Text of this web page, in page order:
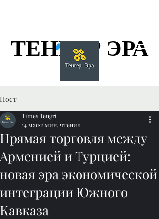
ТЕНГЕР ЭРА
ТЕНГЕР ЭРА
Пост
Прямая торговля между
Арменией и Турцией:
новая эра экономической
интеграции Южного
Кавказа
Times Tengri
14 мая 2 мин. чтения